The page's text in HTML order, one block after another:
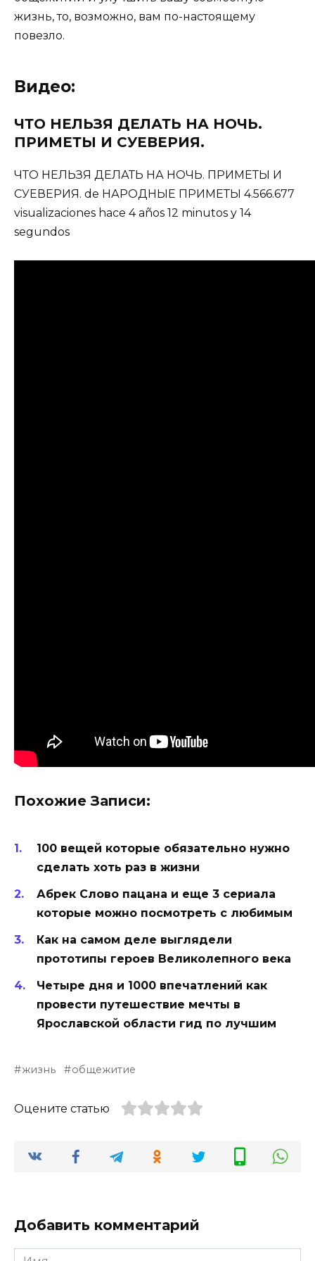
жизнь, то, возможно, вам по-настоящему
повезло.
Видео:
ЧТО НЕЛЬЗЯ ДЕЛАТЬ НА НОЧЬ.
ПРИМЕТЫ И СУЕВЕРИЯ.
ЧТО НЕЛЬЗЯ ДЕЛАТЬ НА НОЧЬ. ПРИМЕТЫ И
СУЕВЕРИЯ. de НАРОДНЫЕ ПРИМЕТЫ 4.566.677
visualizaciones hace 4 años 12 minutos y 14
segundos
Похожие Записи:
100 вещей которые обязательно нужно
сделать хоть раз в жизни
Абрек Слово пацана и еще 3 сериала
которые можно посмотреть с любимым
Как на самом деле выглядели
прототипы героев Великолепного века
Четыре дня и 1000 впечатлений как
провести путешествие мечты в
Ярославской области гид по лучшим
жизнь общежитие
Оцените статью
Добавить комментарий
Имя